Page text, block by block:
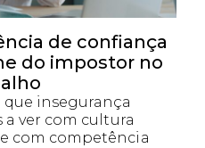
de confiança
do impostor no
insegurança
ver com cultura
com competência